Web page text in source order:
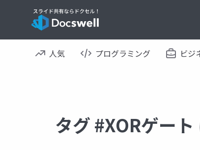
人気 プログラミング ビジ
タグ #XORゲー